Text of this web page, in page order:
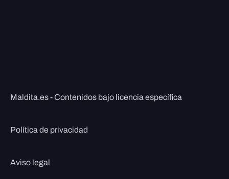
Maldita.es - Contenidos bajo licencia específica
Política de privacidad
Aviso legal